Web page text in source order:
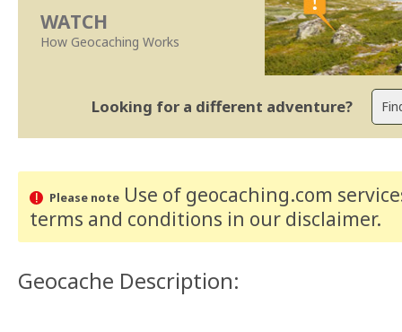
WATCH
How Geocaching Works
Looking for a different adventure?
Please noteUse of geocaching.com
terms and conditions in our disclaimer.
Geocache Description: